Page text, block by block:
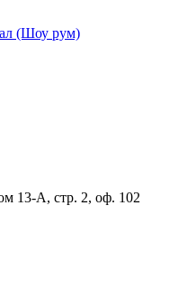
(Шоу рум)
13-А, стр. 2, оф. 102